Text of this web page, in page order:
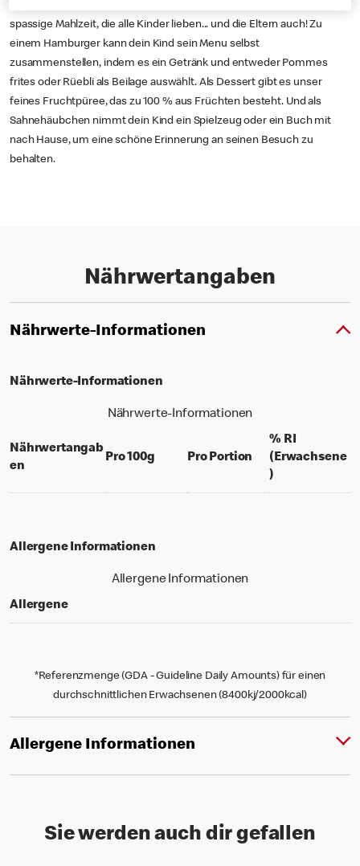
spassige Mahlzeit, die alle Kinder lieben... und die Eltern auch! Zu
einem Hamburger kann dein Kind sein Menu selbst
zusammenstellen, indem es ein Getränk und entweder Pommes
frites oder Rüebli als Beilage auswählt. Als Dessert gibt es unser
feines Fruchtpüree, das zu 100 % aus Früchten besteht. Und als
Sahnehäubchen nimmt dein Kind ein Spielzeug oder ein Buch mit
nach Hause, um eine schöne Erinnerung an seinen Besuch zu
behalten.
Nährwertangaben
Nährwerte-Informationen
Nährwerte-Informationen
Nährwerte-Informationen
Nährwertangab
en
Pro 100gper 100 grams
Pro Portion per portion
% RI
(Erwachsene
)% daily value
Allergene Informationen
Allergene Informationen
Allergene
*Referenzmenge (GDA - Guideline Daily Amounts) für einen
durchschnittlichen Erwachsenen (8400kj/2000kcal)
Allergene Informationen
Sie werden auch dir gefallen